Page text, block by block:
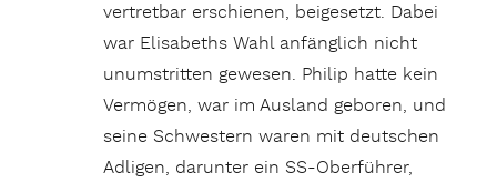
vertretbar erschienen, beigesetzt. Dabei
war Elisabeths Wahl anfänglich nicht
unumstritten gewesen. Philip hatte kein
Vermögen, war im Ausland geboren, und
seine Schwestern waren mit deutschen
Adligen, darunter ein SS-Oberführer,